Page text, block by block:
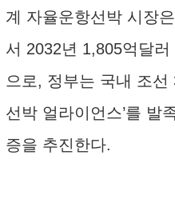
계 자율운항선박 시장
서 2032년 1,805억달
으로, 정부는 국내 조선
선박 얼라이언스’를 발
증을 추진한다.